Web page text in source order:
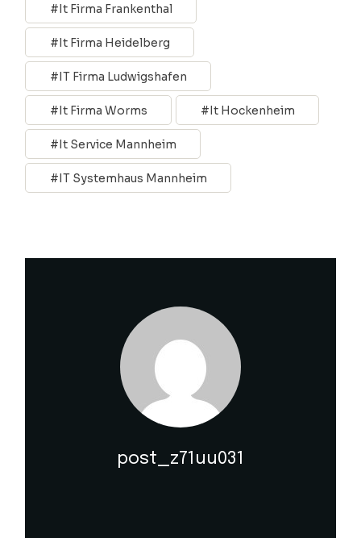
It Firma Frankenthal
It Firma Heidelberg
IT Firma Ludwigshafen
It Firma Worms It Hockenheim
It Service Mannheim
IT Systemhaus Mannheim
post_z71uu031